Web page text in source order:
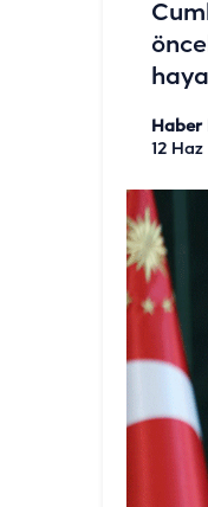
Haber
12 Haz